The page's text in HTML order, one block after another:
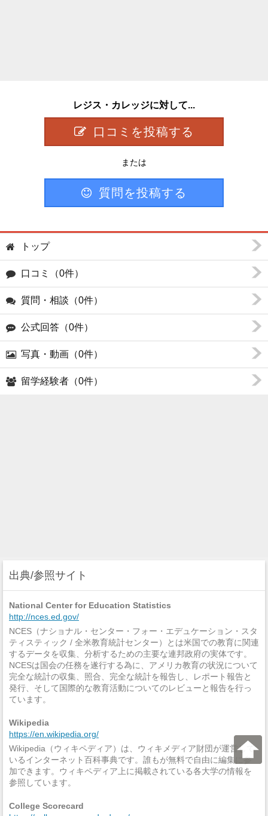
レジス・カレッジに対して...
口コミを投稿する
または
質問を投稿する
トップ
口コミ（0件）
質問・相談（0件）
公式回答（0件）
写真・動画（0件）
留学経験者（0件）
出典/参照サイト
National Center for Education Statistics
http://nces.ed.gov/
NCES（ナショナル・センター・フォー・エデュケーション・スタ
ティスティック / 全米教育統計センター）とは米国での教育に関連
するデータを収集、分析するための主要な連邦政府の実体です。
NCESは国会の任務を遂行する為に、アメリカ教育の状況について
完全な統計の収集、照合、完全な統計を報告し、レポート報告と
発行、そして国際的な教育活動についてのレビューと報告を行っ
ています。
Wikipedia
https://en.wikipedia.org/
Wikipedia（ウィキペディア）は、ウィキメディア財団が運営して
いるインターネット百科事典です。誰もが無料で自由に編集に参
加できます。ウィキペディア上に掲載されている各大学の情報を
参照しています。
College Scorecard